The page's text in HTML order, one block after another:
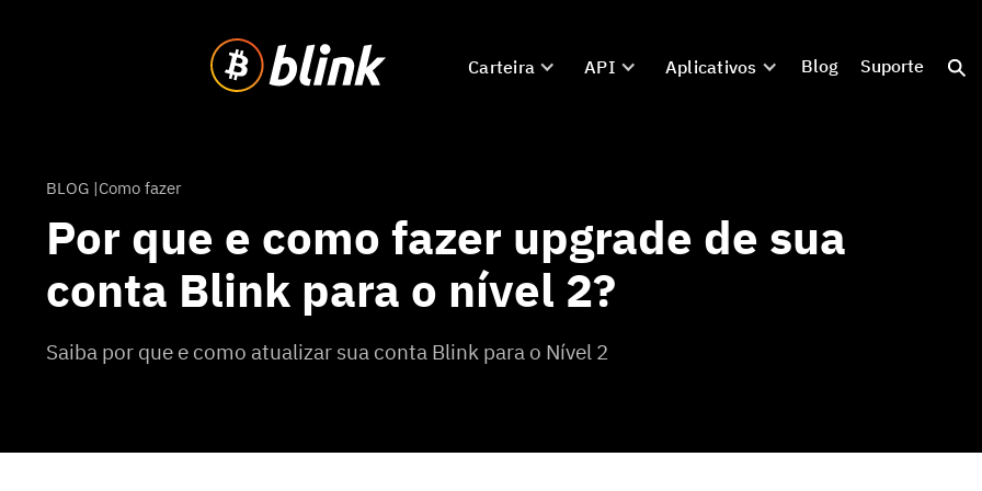
Carteira API Aplicativos Blog Suporte
BLOG |Como fazer
Por que e como fazer upgrade de sua
conta Blink para o nível 2?
Saiba por que e como atualizar sua conta Blink para o Nível 2